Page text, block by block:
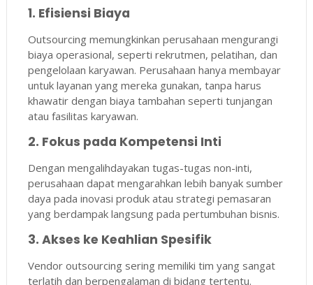
1. Efisiensi Biaya
Outsourcing memungkinkan perusahaan mengurangi
biaya operasional, seperti rekrutmen, pelatihan, dan
pengelolaan karyawan. Perusahaan hanya membayar
untuk layanan yang mereka gunakan, tanpa harus
khawatir dengan biaya tambahan seperti tunjangan
atau fasilitas karyawan.
2. Fokus pada Kompetensi Inti
Dengan mengalihdayakan tugas-tugas non-inti,
perusahaan dapat mengarahkan lebih banyak sumber
daya pada inovasi produk atau strategi pemasaran
yang berdampak langsung pada pertumbuhan bisnis.
3. Akses ke Keahlian Spesifik
Vendor outsourcing sering memiliki tim yang sangat
terlatih dan berpengalaman di bidang tertentu.